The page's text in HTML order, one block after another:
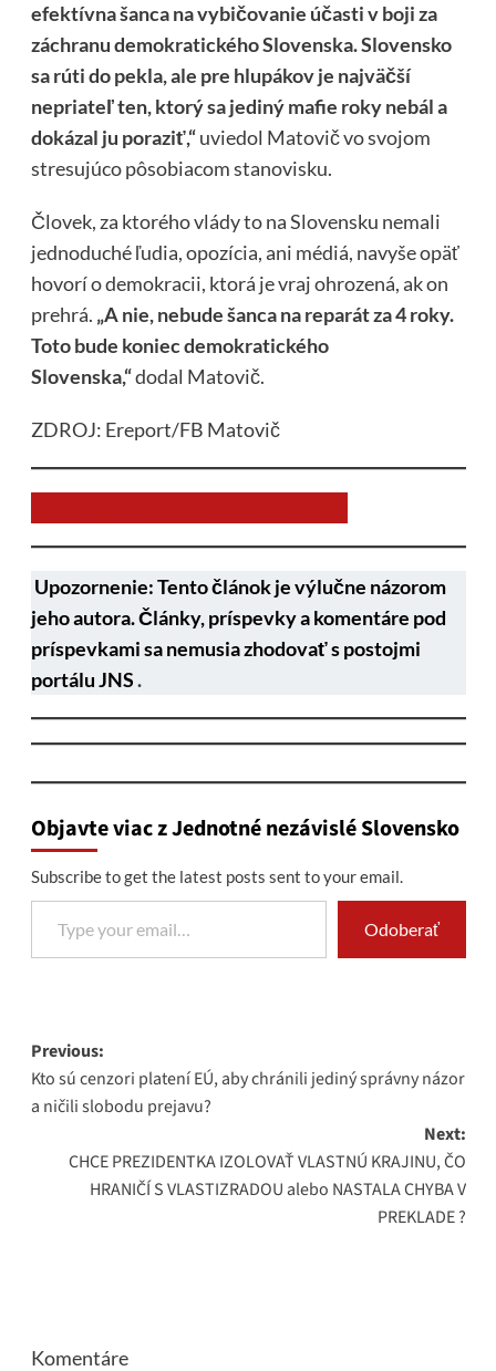
efektívna šanca na vybičovanie účasti v boji za
záchranu demokratického Slovenska. Slovensko
sa rúti do pekla, ale pre hlupákov je najväčší
nepriateľ ten, ktorý sa jediný mafie roky nebál a
dokázal ju poraziť,“uviedol Matovič vo svojom
stresujúco pôsobiacom stanovisku.
Človek, za ktorého vlády to na Slovensku nemali
jednoduché ľudia, opozícia, ani médiá, navyše opäť
hovorí o demokracii, ktorá je vraj ohrozená, ak on
prehrá. „A nie, nebude šanca na reparát za 4 roky.
Toto bude koniec demokratického
Slovenska,“dodal Matovič.
ZDROJ: Ereport/FB Matovič
Upozornenie: Tento článok je výlučne názorom
jeho autora. Články, príspevky a komentáre pod
príspevkami sa nemusia zhodovať s postojmi
portálu JNS.
Objavte viac z Jednotné nezávislé Slovensko
Subscribe to get the latest posts sent to your email.
Type your email…
Odoberať
Post
navigation
Previous:
Kto sú cenzori platení EÚ, aby chránili jediný správny názor
a ničili slobodu prejavu?
Next:
CHCE PREZIDENTKA IZOLOVAŤ VLASTNÚ KRAJINU, ČO
HRANIČÍ S VLASTIZRADOU alebo NASTALA CHYBA V
PREKLADE ?
Komentáre